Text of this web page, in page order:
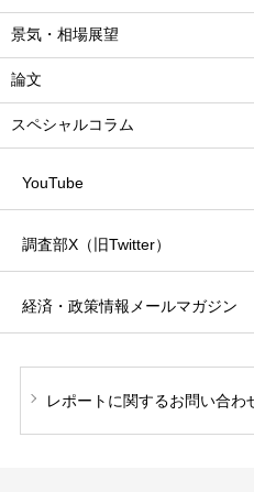
景気・相場展望
論文
スペシャルコラム
YouTube
調査部X（旧Twitter）
経済・政策情報 メールマガジン
レポートに関するお問い合わ